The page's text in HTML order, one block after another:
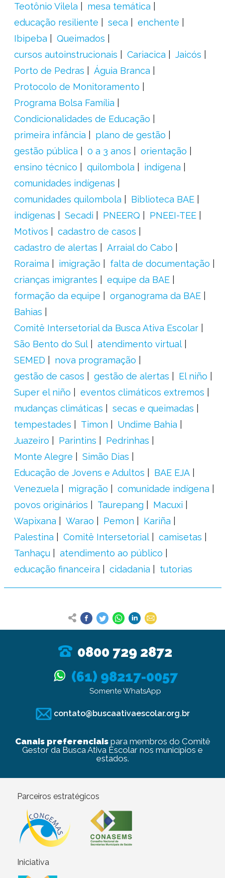
Teotônio Vilela
mesa temática
educação resiliente
seca
enchente
Ibipeba
Queimados
cursos autoinstrucionais
Cariacica
Jaicós
Porto de Pedras
Águia Branca
Protocolo de Monitoramento
Programa Bolsa Família
Condicionalidades de Educação
primeira infância
plano de gestão
gestão pública
0 a 3 anos
orientação
ensino técnico
quilombola
indígena
comunidades indígenas
comunidades quilombola
Biblioteca BAE
indígenas
Secadi PNEERQ
PNEEI-TEE
Motivos
cadastro de casos
cadastro de alertas
Arraial do Cabo
Roraima
imigração
falta de documentação
crianças imigrantes
equipe da BAE
formação da equipe
organograma da BAE
Bahias
Comitê Intersetorial da Busca Ativa Escolar
São Bento do Sul
atendimento virtual
SEMED
nova programação
gestão de casos
gestão de alertas
El niño
Super el niño
eventos climáticos extremos
mudanças climáticas
secas e queimadas
tempestades
Timon
Undime Bahia
Juazeiro
Parintins
Pedrinhas
Monte Alegre
Simão Dias
Educação de Jovens e Adultos
BAE EJA
Venezuela
migração
comunidade indígena
povos originários
Taurepang
Macuxi
Wapixana
Warao Pemon
Kariña
Palestina
Comitê Intersetorial
camisetas
Tanhaçu
atendimento ao público
educação financeira
cidadania tutorias
0800 729 2872
(61) 98217-0057
Somente WhatsApp
contato@buscaativaescolar.org.br
Canais preferenciaispara membros do Comitê
Gestor da Busca Ativa Escolar nos municípios e
estados.
Parceiros estratégicos
Iniciativa